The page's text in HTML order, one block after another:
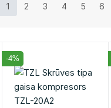
1 2 3 4 5 6
-4%